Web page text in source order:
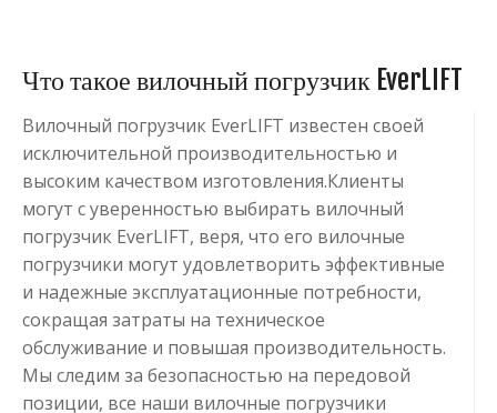
Что такое вилочный погрузчик EverLIFT
Вилочный погрузчик EverLIFT известен своей
исключительной производительностью и
высоким качеством изготовления.Клиенты
могут с уверенностью выбирать вилочный
погрузчик EverLIFT, веря, что его вилочные
погрузчики могут удовлетворить эффективные
и надежные эксплуатационные потребности,
сокращая затраты на техническое
обслуживание и повышая производительность.
Мы следим за безопасностью на передовой
позиции, все наши вилочные погрузчики